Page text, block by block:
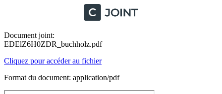
Document joint:
EDElZ6H0ZDR_buchholz.pdf
Cliquez pour accéder au fichier
Format du document: application/pdf